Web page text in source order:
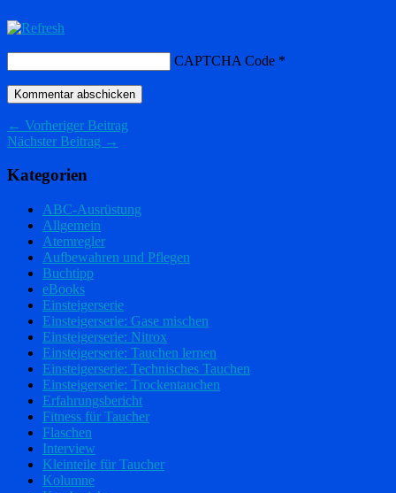
CAPTCHA Code *
← Vorheriger Beitrag
Nächster Beitrag →
Kategorien
ABC-Ausrüstung
Allgemein
Atemregler
Aufbewahren und Pflegen
Buchtipp
eBooks
Einsteigerserie
Einsteigerserie: Gase mischen
Einsteigerserie: Nitrox
Einsteigerserie: Tauchen lernen
Einsteigerserie: Technisches Tauchen
Einsteigerserie: Trockentauchen
Erfahrungsbericht
Fitness für Taucher
Flaschen
Interview
Kleinteile für Taucher
Kolumne